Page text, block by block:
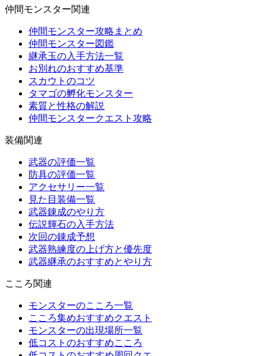
仲間モンスター関連
仲間モンスター攻略まとめ
仲間モンスター図鑑
継承玉の入手方法一覧
お別れのおすすめ基準
スカウトのコツ
タマゴの孵化モンスター
素質と性格の解説
仲間モンスタークエスト攻略
装備関連
武器の評価一覧
防具の評価一覧
アクセサリー一覧
見た目装備一覧
武器錬成のやり方
伝説輝石の入手方法
次回の錬成予想
武器熟練度の上げ方と優先度
武器継承のおすすめとやり方
こころ関連
モンスターのこころ一覧
こころ集めおすすめクエスト
モンスターの出現場所一覧
低コストのおすすめこころ